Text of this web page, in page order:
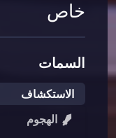
خاص
السمات
الاستكشاف
الهجوم